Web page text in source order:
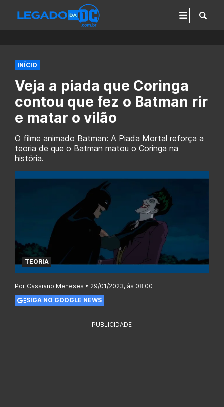
INÍCIO
Veja a piada que Coringa
contou que fez o Batman rir
e matar o vilão
O filme animado Batman: A Piada Mortal reforça a
teoria de que o Batman matou o Coringa na
história.
TEORIA
Por Cassiano Meneses • 29/01/2023, às 08:00
SIGA NO GOOGLE NEWS
PUBLICIDADE